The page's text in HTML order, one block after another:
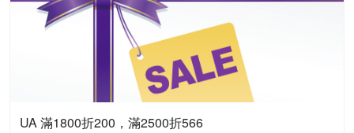
UA 滿1800折200，滿2500折566